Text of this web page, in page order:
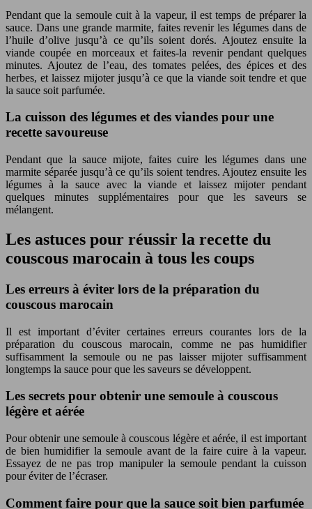
Pendant que la semoule cuit à la vapeur, il est temps de préparer la
sauce. Dans une grande marmite, faites revenir les légumes dans de
l’huile d’olive jusqu’à ce qu’ils soient dorés. Ajoutez ensuite la
viande coupée en morceaux et faites-la revenir pendant quelques
minutes. Ajoutez de l’eau, des tomates pelées, des épices et des
herbes, et laissez mijoter jusqu’à ce que la viande soit tendre et que
la sauce soit parfumée.
La cuisson des légumes et des viandes pour une
recette savoureuse
Pendant que la sauce mijote, faites cuire les légumes dans une
marmite séparée jusqu’à ce qu’ils soient tendres. Ajoutez ensuite les
légumes à la sauce avec la viande et laissez mijoter pendant
quelques minutes supplémentaires pour que les saveurs se
mélangent.
Les astuces pour réussir la recette du
couscous marocain à tous les coups
Les erreurs à éviter lors de la préparation du
couscous marocain
Il est important d’éviter certaines erreurs courantes lors de la
préparation du couscous marocain, comme ne pas humidifier
suffisamment la semoule ou ne pas laisser mijoter suffisamment
longtemps la sauce pour que les saveurs se développent.
Les secrets pour obtenir une semoule à couscous
légère et aérée
Pour obtenir une semoule à couscous légère et aérée, il est important
de bien humidifier la semoule avant de la faire cuire à la vapeur.
Essayez de ne pas trop manipuler la semoule pendant la cuisson
pour éviter de l’écraser.
Comment faire pour que la sauce soit bien parfumée